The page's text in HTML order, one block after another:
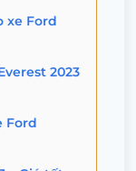
xe Ford
2023
Ford